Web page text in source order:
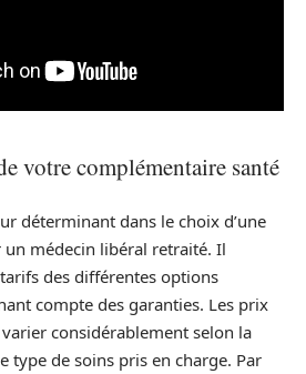
votre complémentaire santé
déterminant dans le choix d’une
un médecin libéral retraité. Il
des différentes options
compte des garanties. Les prix
considérablement selon la
type de soins pris en charge. Par